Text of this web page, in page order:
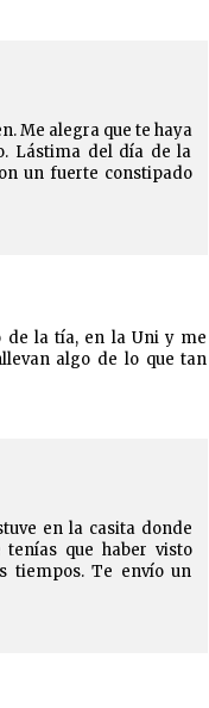
Me alegra que te haya
Lástima del día de la
un fuerte constipado
de la tía, en la Uni y me
algo de lo que tan
en la casita donde
que haber visto
tiempos. Te envío un